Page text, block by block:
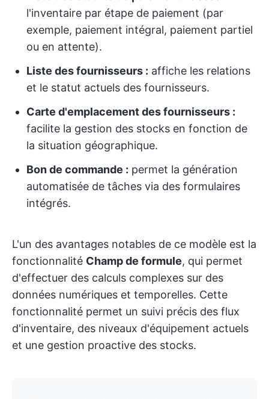
l'inventaire par étape de paiement (par
exemple, paiement intégral, paiement partiel
ou en attente).
Liste des fournisseurs : affiche les relations
et le statut actuels des fournisseurs.
Carte d'emplacement des fournisseurs :
facilite la gestion des stocks en fonction de
la situation géographique.
Bon de commande : permet la génération
automatisée de tâches via des formulaires
intégrés.
L'un des avantages notables de ce modèle est la
fonctionnalité Champ de formule, qui permet
d'effectuer des calculs complexes sur des
données numériques et temporelles. Cette
fonctionnalité permet un suivi précis des flux
d'inventaire, des niveaux d'équipement actuels
et une gestion proactive des stocks.